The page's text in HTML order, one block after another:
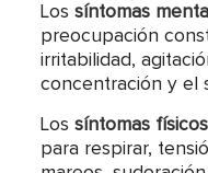
Lossíntomas
preocupación
irritabilidad,
concentración y el
Lossíntomas físicos
para respirar,